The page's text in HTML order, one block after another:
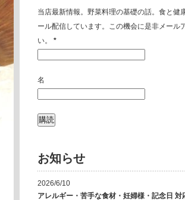
当店最新情報。野菜料理の基礎の話。食と健
ール配信しています。この機会に是非メール
い。 *
名
お知らせ
2026/6/10
アレルギー・苦手な食材・妊婦様・記念日 対